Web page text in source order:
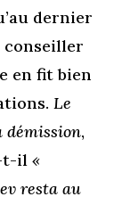
dernier
en fit bien
Le
démission,
t-il«
resta au